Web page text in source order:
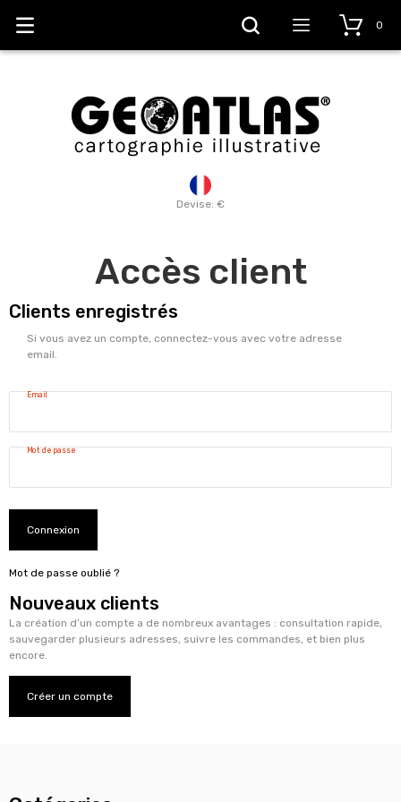
Devise: €
0
Accès client
Clients enregistrés
Si vous avez un compte, connectez-vous avec votre adresse
email.
Email
Mot de passe
Connexion
Mot de passe oublié ?
Nouveaux clients
La création d’un compte a de nombreux avantages : consultation rapide,
sauvegarder plusieurs adresses, suivre les commandes, et bien plus
encore.
Créer un compte